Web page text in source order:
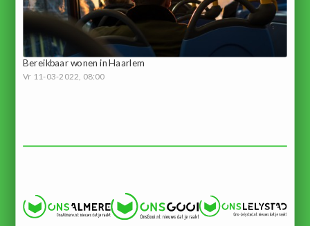
Bereikbaar wonen in Haarlem
Vr 11-03-2022, 08:00